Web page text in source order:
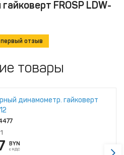
FROSP LDW-
отзыв
товары
динамометр. гайковерт
BYN
с НДС